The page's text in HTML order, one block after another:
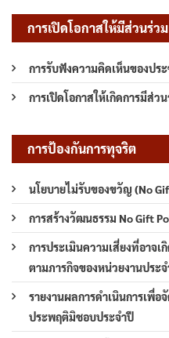
การเปิดโอกาสให้มีส่วนร่วม
การรับฟังความคิดเห็นของปร
การเปิดโอกาสให้เกิดการมีส่ว
การป้องกันการทุจริต
นโยบายไม่รับของขวัญ (No
การสร้างวัฒนธรรม No Gift
การประเมินความเสี่ยงที่อาจ
ตามภารกิจของหน่วยงานประ
รายงานผลการดำเนินการเพื่อ
ประพฤติมิชอบประจำปี